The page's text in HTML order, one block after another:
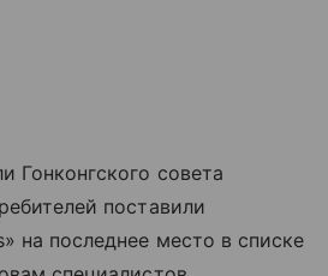
Гонконгского совета
поставили
на последнее место в списке